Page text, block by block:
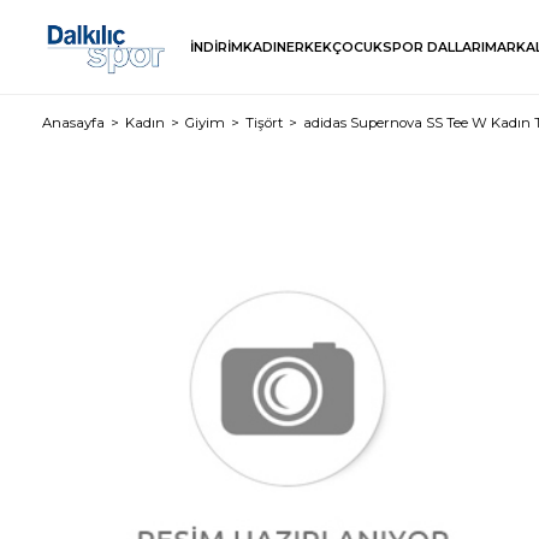
İNDİRİMKADINERKEKÇOCUKSPOR DALLARI
Anasayfa Kadın Giyim Tişört adidas Supernova SS Tee W Kadın